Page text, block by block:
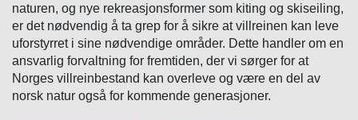
naturen, og nye rekreasjonsformer som kiting og skiseiling,
er det nødvendig å ta grep for å sikre at villreinen kan leve
uforstyrret i sine nødvendige områder. Dette handler om en
ansvarlig forvaltning for fremtiden, der vi sørger for at
Norges villreinbestand kan overleve og være en del av
norsk natur også for kommende generasjoner.